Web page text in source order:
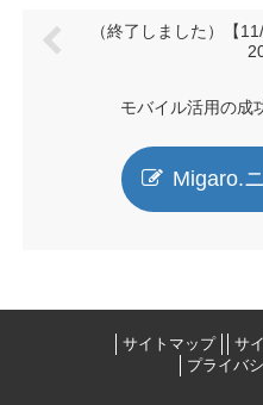
（終了しました）【
モバイル活用の成
Migaro.
サイトマップ
サ
プライバ